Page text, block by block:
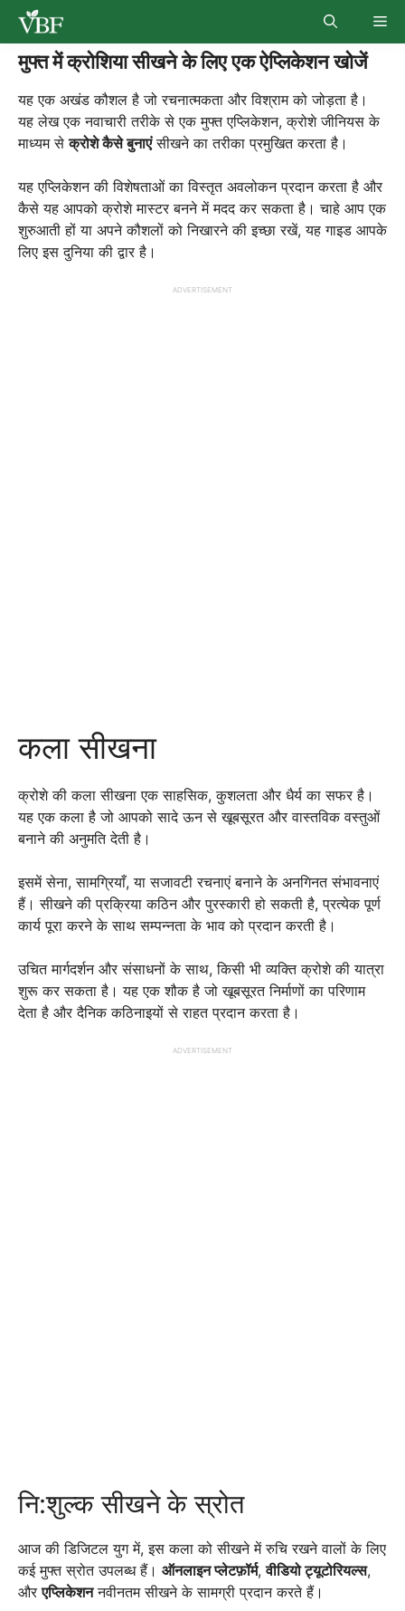
Skip
content
मुफ्त में क्रोशिया सीखने के लिए एक ऐप्लिकेशन खोजें
यह एक अखंड कौशल है जो रचनात्मकता और विश्राम को जोड़ता है।
यह लेख एक नवाचारी तरीके से एक मुफ्त एप्लिकेशन, क्रोशे जीनियस के
माध्यम सेक्रोशे कैसे बुनाएंसीखने का तरीका प्रमुखित करता है।
यह एप्लिकेशन की विशेषताओं का विस्तृत अवलोकन प्रदान करता है और
कैसे यह आपको क्रोशे मास्टर बनने में मदद कर सकता है। चाहे आप एक
शुरुआती हों या अपने कौशलों को निखारने की इच्छा रखें, यह गाइड आपके
लिए इस दुनिया की द्वार है।
ADVERTISEMENT
कला सीखना
क्रोशे की कला सीखना एक साहसिक, कुशलता और धैर्य का सफर है।
यह एक कला है जो आपको सादे ऊन से खूबसूरत और वास्तविक वस्तुओं
बनाने की अनुमति देती है।
इसमें सेना, सामग्रियाँ, या सजावटी रचनाएं बनाने के अनगिनत संभावनाएं
हैं। सीखने की प्रक्रिया कठिन और पुरस्कारी हो सकती है, प्रत्येक पूर्ण
कार्य पूरा करने के साथ सम्पन्नता के भाव को प्रदान करती है।
उचित मार्गदर्शन और संसाधनों के साथ, किसी भी व्यक्ति क्रोशे की यात्रा
शुरू कर सकता है। यह एक शौक है जो खूबसूरत निर्माणों का परिणाम
देता है और दैनिक कठिनाइयों से राहत प्रदान करता है।
ADVERTISEMENT
नि:शुल्क सीखने के स्रोत
आज की डिजिटल युग में, इस कला को सीखने में रुचि रखने वालों के लिए
कई मुफ्त स्रोत उपलब्ध हैं। ऑनलाइन प्लेटफ़ॉर्म,वीडियो ट्यूटोरियल्स,
औरएप्लिकेशननवीनतम सीखने के सामग्री प्रदान करते हैं।